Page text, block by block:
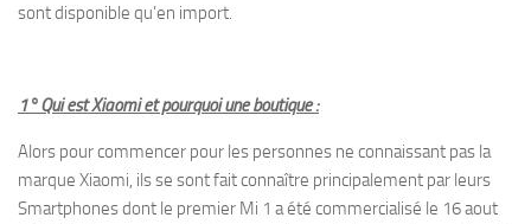
sont disponible qu’en import.
1° Qui est Xiaomi et pourquoi une boutique :
Alors pour commencer pour les personnes ne connaissant pas la
marque Xiaomi, ils se sont fait connaître principalement par leurs
Smartphones dont le premier Mi 1 a été commercialisé le 16 aout